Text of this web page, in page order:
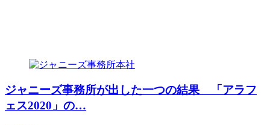
ジャニーズ事務所が出した一つの結果 「アラフ
ェス2020」の…